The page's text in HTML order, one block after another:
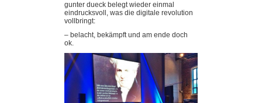
gunter dueck belegt wieder einmal
eindrucksvoll, was die digitale revolution
vollbringt:
– belacht, bekämpft und am ende doch
ok.